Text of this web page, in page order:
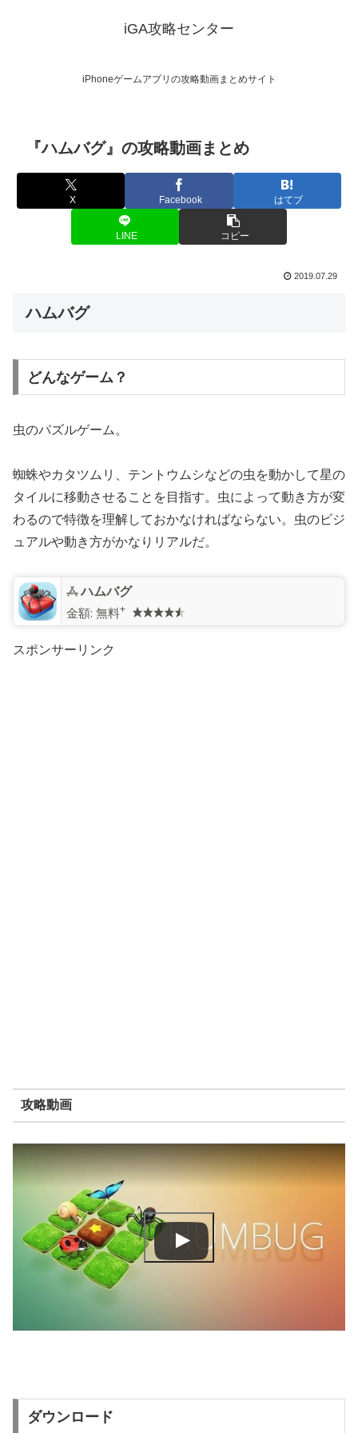
iGA攻略センター
iPhoneゲームアプリの攻略動画まとめサイト
『ハムバグ』の攻略動画まとめ
X Facebook はてブ
LINE コピー
2019.07.29
ハムバグ
どんなゲーム？
虫のパズルゲーム。
蜘蛛やカタツムリ、テントウムシなどの虫を動かして星の
タイルに移動させることを目指す。虫によって動き方が変
わるので特徴を理解しておかなければならない。虫のビジ
ュアルや動き方がかなりリアルだ。
ハムバグ
金額: 無料+
スポンサーリンク
攻略動画
ダウンロード